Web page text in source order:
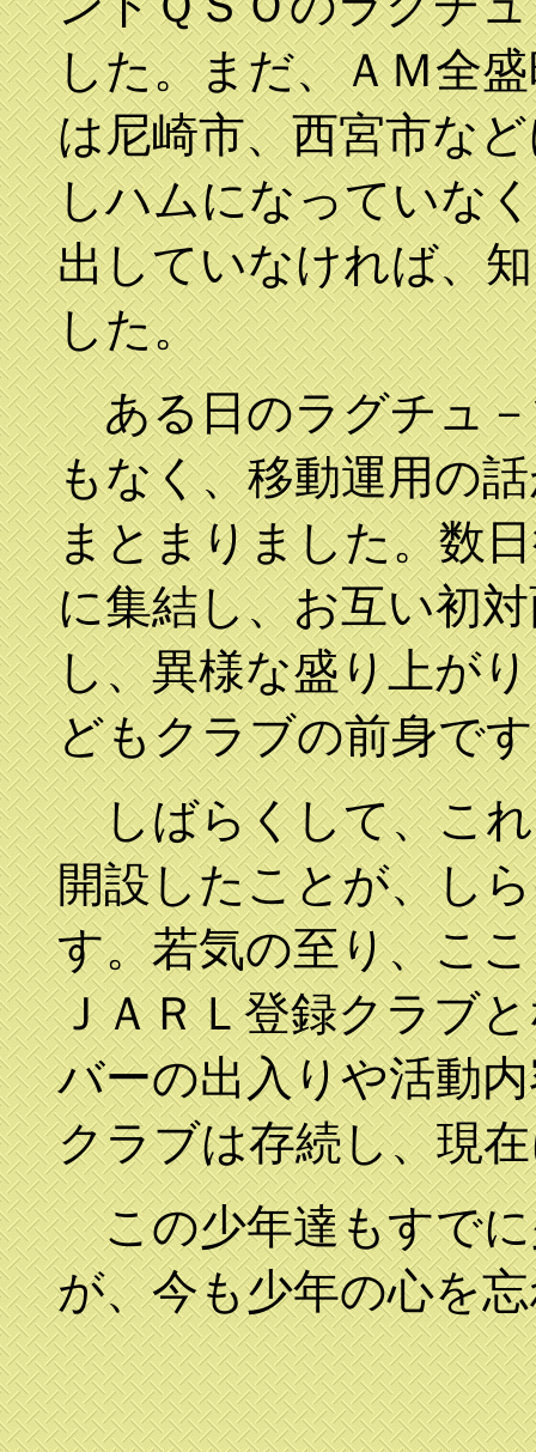
した。まだ、ＡＭ全
は尼崎市、西宮市な
しハムになっていな
出していなければ、
した。
ある日のラグチュ－
もなく、移動運用の
まとまりました。数
に集結し、お互い初
し、異様な盛り上が
どもクラブの前身で
しばらくして、これ
開設したことが、し
す。若気の至り、こ
ＪＡＲＬ登録クラブ
バーの出入りや活動
クラブは存続し、現
この少年達もすでに
が、今も少年の心を